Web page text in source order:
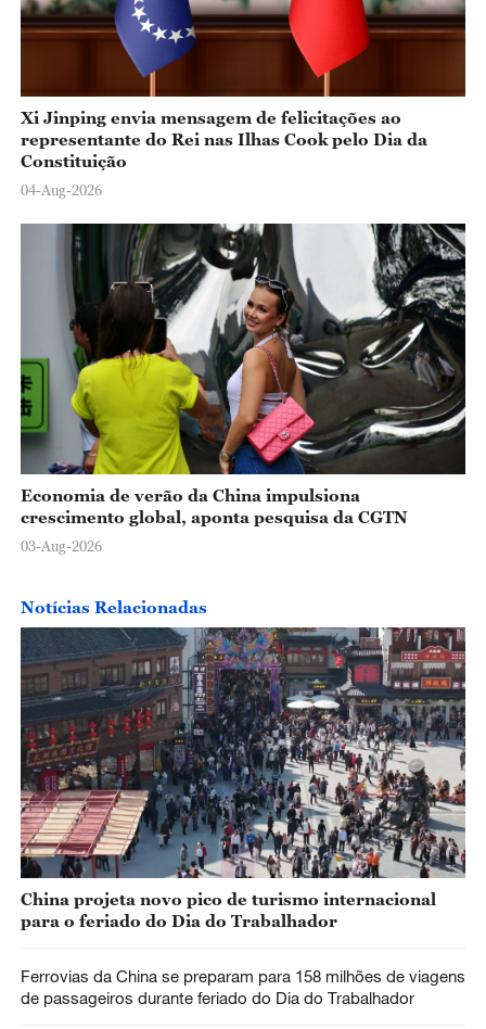
Xi Jinping envia mensagem de felicitações ao
representante do Rei nas Ilhas Cook pelo Dia da
Constituição
04-Aug-2026
Economia de verão da China impulsiona
crescimento global, aponta pesquisa da CGTN
03-Aug-2026
Notícias Relacionadas
China projeta novo pico de turismo internacional
para o feriado do Dia do Trabalhador
Ferrovias da China se preparam para 158 milhões de viagens
de passageiros durante feriado do Dia do Trabalhador